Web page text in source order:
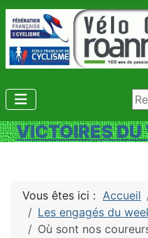
VICTOIRES
Vous êtes ici : Accueil
Les engagés du
Où sont nos